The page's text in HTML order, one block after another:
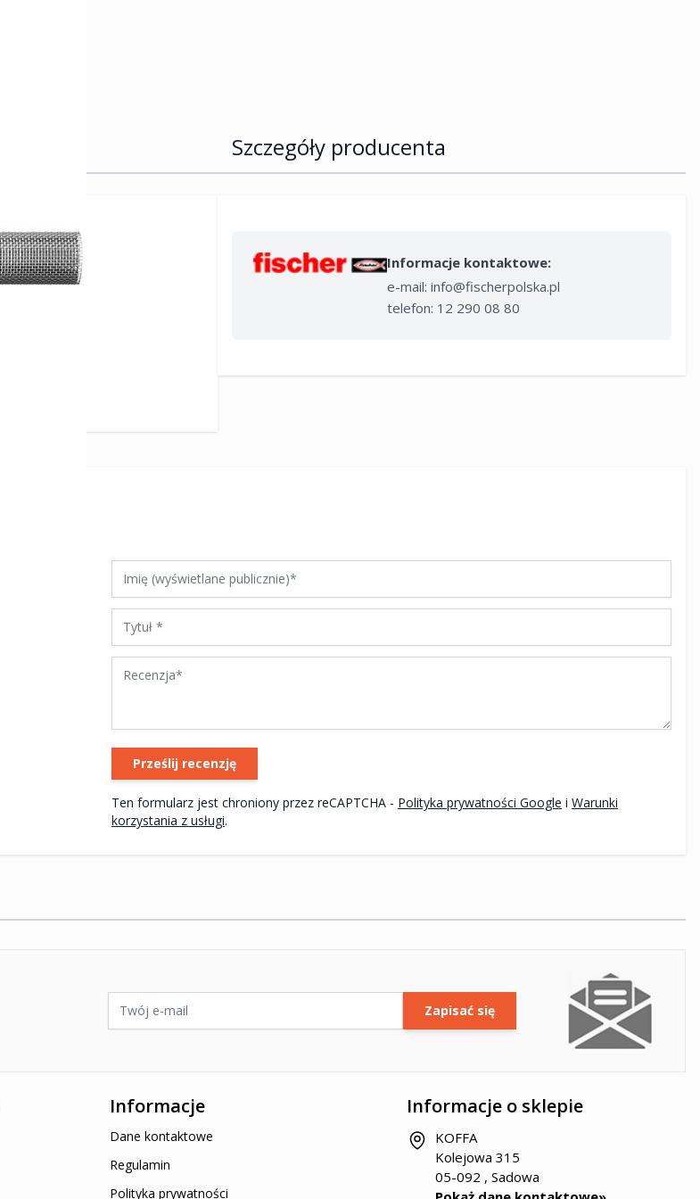
Szczegóły producenta
Informacje kontaktowe:
e-mail:info@fischerpolska.pl
telefon: 12 290 08 80
Imię (wyświetlane publicznie)
Prześlij recenzję
Ten formularz jest chroniony przez reCAPTCHA - Polityka prywatności Google i Warunki
korzystania z usługi.
Adres e-mail
Zapisać się
Warunki korzystania z usługi.
Informacje o sklepie
KOFFA
Kolejowa 315
05-092 , Sadowa
Informacje
Dane kontaktowe
Regulamin
Polityka prywatności